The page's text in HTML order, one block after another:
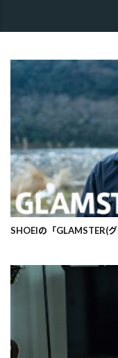
SHOEIの「GLAMSTER(